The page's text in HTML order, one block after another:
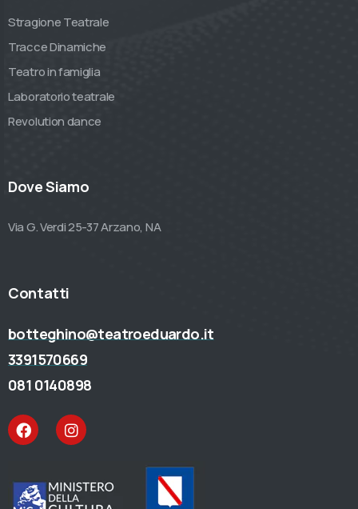
Stragione Teatrale
Tracce Dinamiche
Teatro in famiglia
Laboratorio teatrale
Revolution dance
Dove Siamo
Via G. Verdi 25-37 Arzano, NA
Contatti
botteghino@teatroeduardo.it
3391570669
081 0140898